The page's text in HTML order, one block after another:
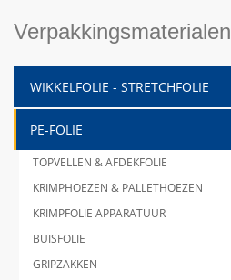
Verpakkingsmaterialen
WIKKELFOLIE - STRETCHFOLIE
PE-FOLIE
TOPVELLEN & AFDEKFOLIE
KRIMPHOEZEN & PALLETHOEZEN
KRIMPFOLIE APPARATUUR
BUISFOLIE
GRIPZAKKEN